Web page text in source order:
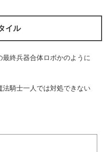
イル
終兵器合体ロボかのように
騎士一人では対処できない